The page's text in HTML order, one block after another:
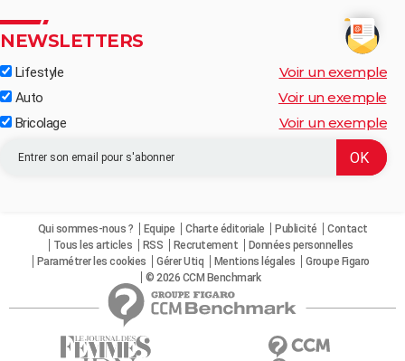
NEWSLETTERS
Lifestyle Voir un exemple
Auto Voir un exemple
Bricolage Voir un exemple
Qui sommes-nous ? Equipe Charte éditoriale Publicité
Contact
Tous les articles
RSS Recrutement
Données personnelles
Paramétrer les cookies
Gérer Utiq Mentions légales
Groupe Figaro
© 2026 CCM Benchmark